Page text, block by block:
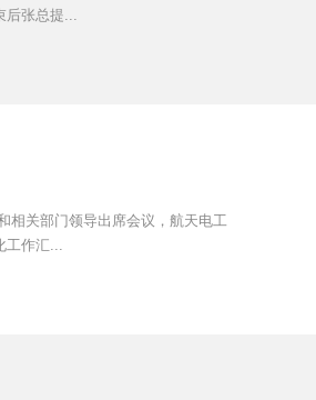
后张总提...
相关部门领导出席会议，航天电工
工作汇...